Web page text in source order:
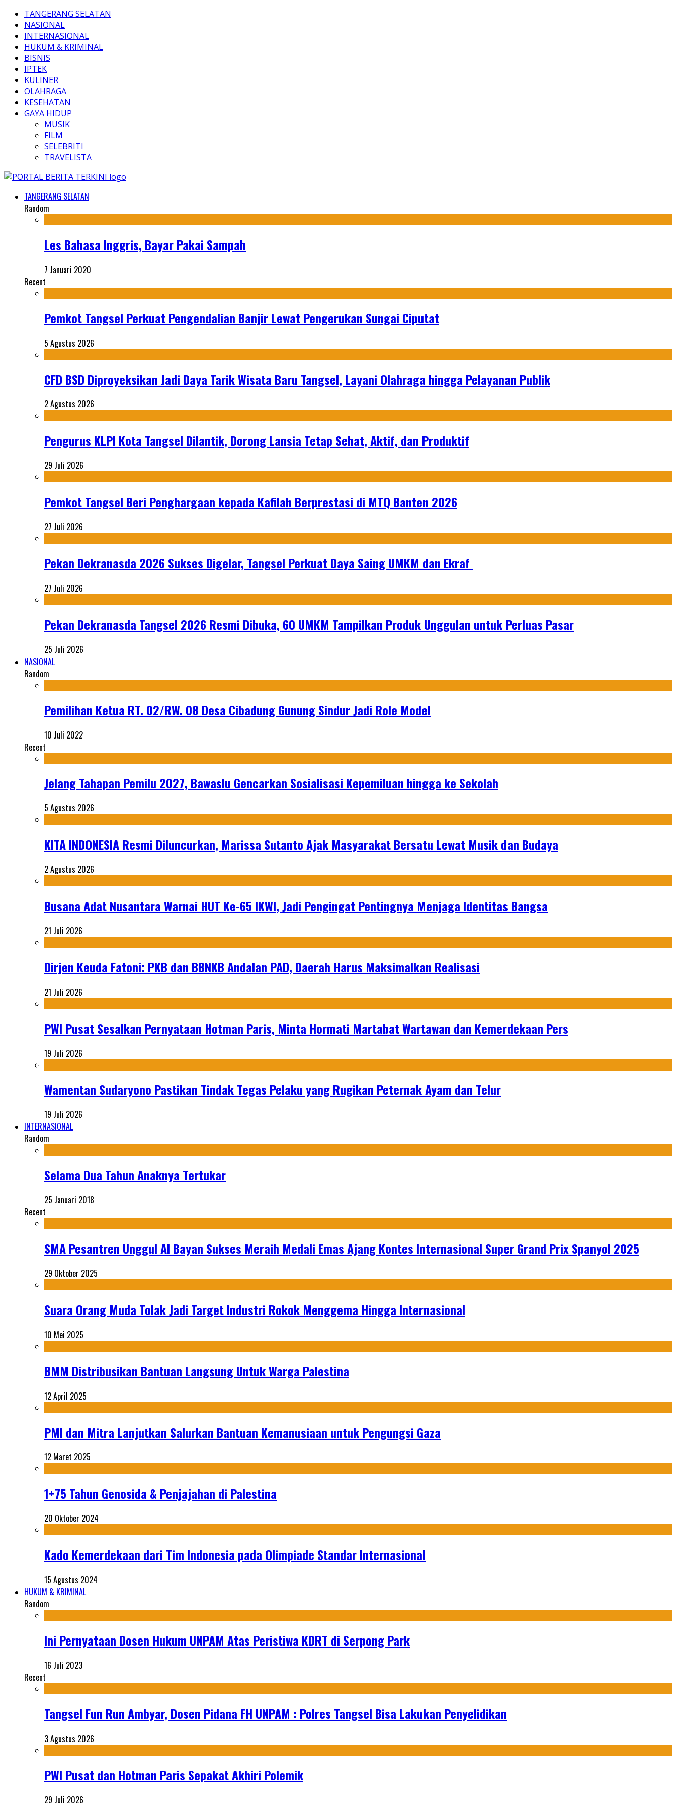
TANGERANG SELATAN
NASIONAL
INTERNASIONAL
HUKUM & KRIMINAL
BISNIS
IPTEK
KULINER
OLAHRAGA
KESEHATAN
GAYA HIDUP
MUSIK
FILM
SELEBRITI
TRAVELISTA
TANGERANG SELATAN
Random
Les Bahasa Inggris, Bayar Pakai Sampah
7 Januari 2020
Recent
Pemkot Tangsel Perkuat Pengendalian Banjir Lewat Pengerukan Sungai Ciputat
5 Agustus 2026
CFD BSD Diproyeksikan Jadi Daya Tarik Wisata Baru Tangsel, Layani Olahraga hingga Pelayanan Publik
2 Agustus 2026
Pengurus KLPI Kota Tangsel Dilantik, Dorong Lansia Tetap Sehat, Aktif, dan Produktif
29 Juli 2026
Pemkot Tangsel Beri Penghargaan kepada Kafilah Berprestasi di MTQ Banten 2026
27 Juli 2026
Pekan Dekranasda 2026 Sukses Digelar, Tangsel Perkuat Daya Saing UMKM dan Ekraf
27 Juli 2026
Pekan Dekranasda Tangsel 2026 Resmi Dibuka, 60 UMKM Tampilkan Produk Unggulan untuk Perluas Pasar
25 Juli 2026
NASIONAL
Random
Pemilihan Ketua RT. 02/RW. 08 Desa Cibadung Gunung Sindur Jadi Role Model
10 Juli 2022
Recent
Jelang Tahapan Pemilu 2027, Bawaslu Gencarkan Sosialisasi Kepemiluan hingga ke Sekolah
5 Agustus 2026
KITA INDONESIA Resmi Diluncurkan, Marissa Sutanto Ajak Masyarakat Bersatu Lewat Musik dan Budaya
2 Agustus 2026
Busana Adat Nusantara Warnai HUT Ke-65 IKWI, Jadi Pengingat Pentingnya Menjaga Identitas Bangsa
21 Juli 2026
Dirjen Keuda Fatoni: PKB dan BBNKB Andalan PAD, Daerah Harus Maksimalkan Realisasi
21 Juli 2026
PWI Pusat Sesalkan Pernyataan Hotman Paris, Minta Hormati Martabat Wartawan dan Kemerdekaan Pers
19 Juli 2026
Wamentan Sudaryono Pastikan Tindak Tegas Pelaku yang Rugikan Peternak Ayam dan Telur
19 Juli 2026
INTERNASIONAL
Random
Selama Dua Tahun Anaknya Tertukar
25 Januari 2018
Recent
SMA Pesantren Unggul Al Bayan Sukses Meraih Medali Emas Ajang Kontes Internasional Super Grand Prix Spanyol 2025
29 Oktober 2025
Suara Orang Muda Tolak Jadi Target Industri Rokok Menggema Hingga Internasional
10 Mei 2025
BMM Distribusikan Bantuan Langsung Untuk Warga Palestina
12 April 2025
PMI dan Mitra Lanjutkan Salurkan Bantuan Kemanusiaan untuk Pengungsi Gaza
12 Maret 2025
1+75 Tahun Genosida & Penjajahan di Palestina
20 Oktober 2024
Kado Kemerdekaan dari Tim Indonesia pada Olimpiade Standar Internasional
15 Agustus 2024
HUKUM & KRIMINAL
Random
Ini Pernyataan Dosen Hukum UNPAM Atas Peristiwa KDRT di Serpong Park
16 Juli 2023
Recent
Tangsel Fun Run Ambyar, Dosen Pidana FH UNPAM : Polres Tangsel Bisa Lakukan Penyelidikan
3 Agustus 2026
PWI Pusat dan Hotman Paris Sepakat Akhiri Polemik
29 Juli 2026